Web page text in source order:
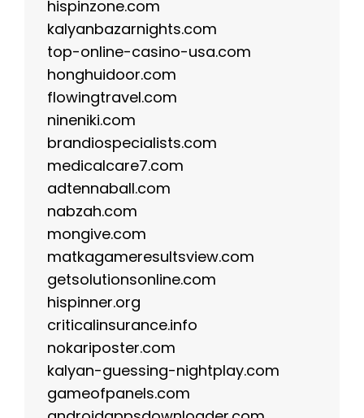
hispinzone.com
kalyanbazarnights.com
top-online-casino-usa.com
honghuidoor.com
flowingtravel.com
nineniki.com
brandiospecialists.com
medicalcare7.com
adtennaball.com
nabzah.com
mongive.com
matkagameresultsview.com
getsolutionsonline.com
hispinner.org
criticalinsurance.info
nokariposter.com
kalyan-guessing-nightplay.com
gameofpanels.com